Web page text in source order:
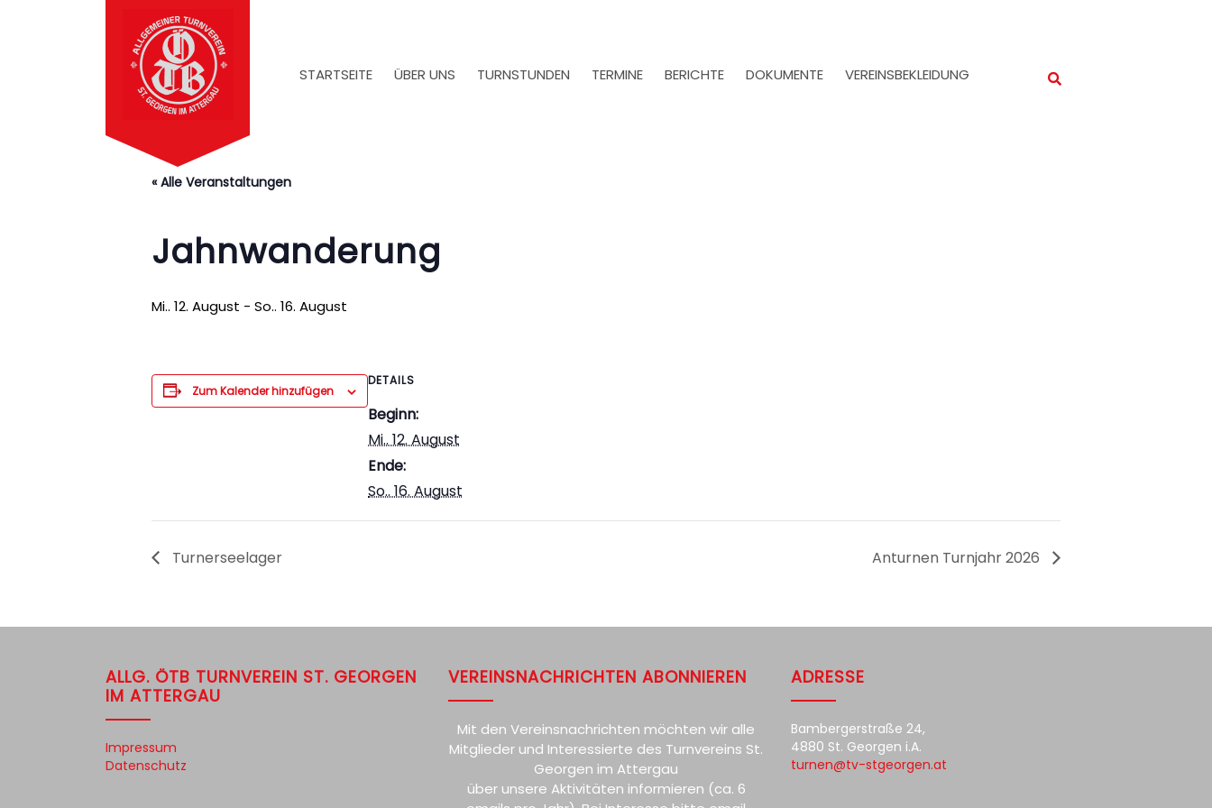
STARTSEITE ÜBER UNS TURNSTUNDEN TERMINE BERICHTE DOKUMENTE VEREINSBEKLEIDUNG
« Alle Veranstaltungen
Jahnwanderung
Mi.. 12. August - So.. 16. August
Zum Kalender hinzufügen
DETAILS
Beginn:
Mi.. 12. August
Ende:
So.. 16. August
Turnerseelager Anturnen Turnjahr 2026
ALLG. ÖTB TURNVEREIN ST. GEORGEN
IM ATTERGAU
Impressum
Datenschutz
VEREINSNACHRICHTEN ABONNIEREN
Mit den Vereinsnachrichten möchten wir alle
Mitglieder und Interessierte des Turnvereins St.
Georgen im Attergau
über unsere Aktivitäten informieren (ca. 6
ADRESSE
Bambergerstraße 24,
4880 St. Georgen i.A.
turnen@tv-stgeorgen.at